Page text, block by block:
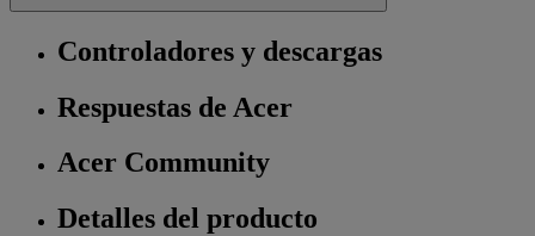
Controladores y descargas
Respuestas de Acer
Acer Community
Detalles del producto